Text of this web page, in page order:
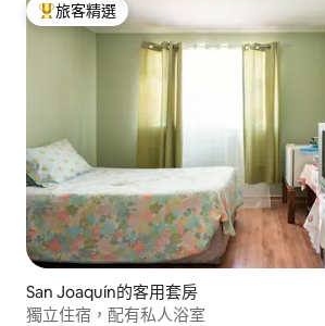
旅客精選榜首
旅客精選
San Joaquín的客用套房
獨立住宿，配有私人浴室